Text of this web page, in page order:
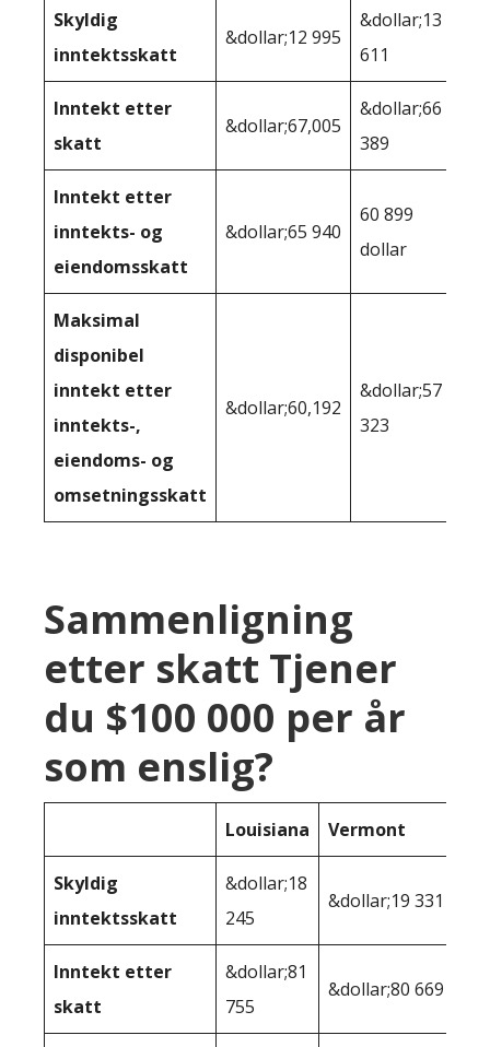
Skyldig
inntektsskatt
&dollar;12 995
&dollar;13
611
Inntekt etter
skatt
&dollar;67,005
&dollar;66
389
Inntekt etter
inntekts- og
eiendomsskatt
&dollar;65 940
60 899
dollar
Maksimal
disponibel
inntekt etter
inntekts-,
eiendoms- og
omsetningsskatt
&dollar;60,192
&dollar;57
323
Sammenligning
etter skatt Tjener
du $100 000 per år
som enslig?
Louisiana Vermont
Skyldig
inntektsskatt
&dollar;18
245
&dollar;19 331
Inntekt etter
skatt
&dollar;81
755
&dollar;80 669